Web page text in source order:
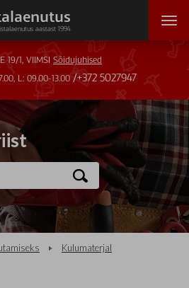
19/1, VIIMSI Sõidujuhised
L: 09.00-13.00 +372 5027947
aastast 1994
Kulumaterjal